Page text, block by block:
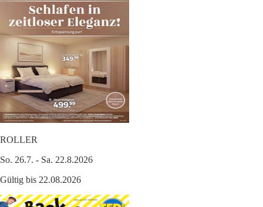
ROLLER
So. 26.7. - Sa. 22.8.2026
Gültig bis 22.08.2026